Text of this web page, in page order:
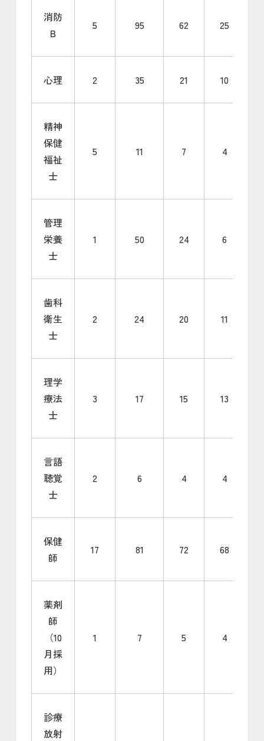
消防
Ｂ
5 95 62 25
心理 2 35 21 10
精神
保健
福祉
士
5 11 7 4
管理
栄養
士
1 50 24 6
歯科
衛生
士
2 24 20 11
理学
療法
士
3 17 15 13
言語
聴覚
士
2 6 4 4
保健
師
17 81 72 68
薬剤
師
（10
月採
用）
1 7 5 4
診療
放射